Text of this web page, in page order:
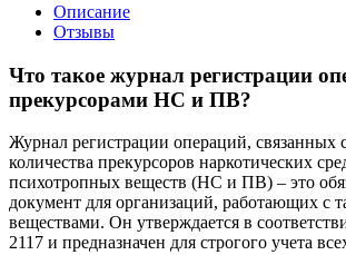
Описание
Отзывы
Что такое журнал регистрации
прекурсорами НС и ПВ?
Журнал регистрации операций, связанных
количества прекурсоров наркотических
психотропных веществ (НС и ПВ) – это
документ для организаций, работающих с
веществами. Он утверждается в
2117 и предназначен для строгого учета